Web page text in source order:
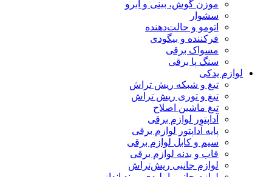
موزن گوش، بینی و ابرو
سشوار
اتومو و حالت‌دهنده
فرکننده و بیگودی
مسواک برقی
سنگ پا برقی
لوازم یدکی
تیغ و شبکه ریش تراش
تیغ و توری ریش تراش
تیغ ماشین اصلاح
آداپتور لوازم برقی
پایه آداپتور لوازم برقی
سیم و کابل لوازم برقی
قاب و بدنه لوازم برقی
لوازم جانبی ریش‌تراش